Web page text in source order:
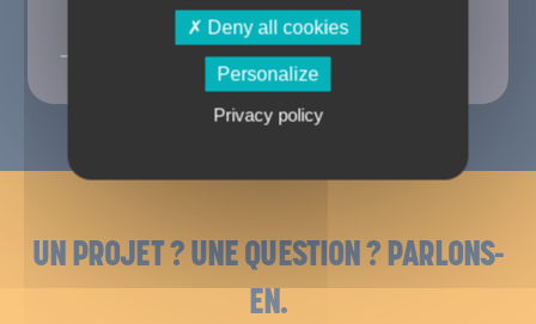
Localisez nos agences
UN PROJET ? UNE QUESTION ? PARLONS-
EN.
Deny all cookies
Personalize
Privacy policy